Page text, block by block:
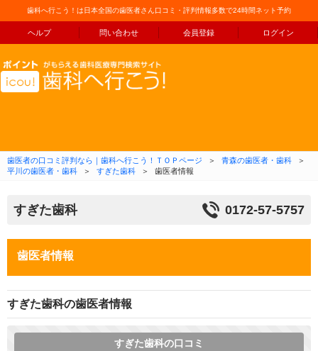
歯科へ行こう！は日本全国の歯医者さん口コミ・評判情報多数で24時間ネット予約
ヘルプ 問い合わせ 会員登録 ログイン
コンテンツへ移動
歯医者の口コミ評判なら｜歯科へ行こう！ＴＯＰページ ＞ 青森の歯医者・歯科
＞
平川の歯医者・歯科
＞ すぎた歯科 ＞ 歯医者情報
すぎた歯科 0172-57-5757
歯医者情報
すぎた歯科の歯医者情報
すぎた歯科の口コミ